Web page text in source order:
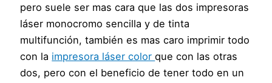
pero suele ser mas cara que las dos impresoras
láser monocromo sencilla y de tinta
multifunción, también es mas caro imprimir todo
con la impresora láser colorque con las otras
dos, pero con el beneficio de tener todo en un